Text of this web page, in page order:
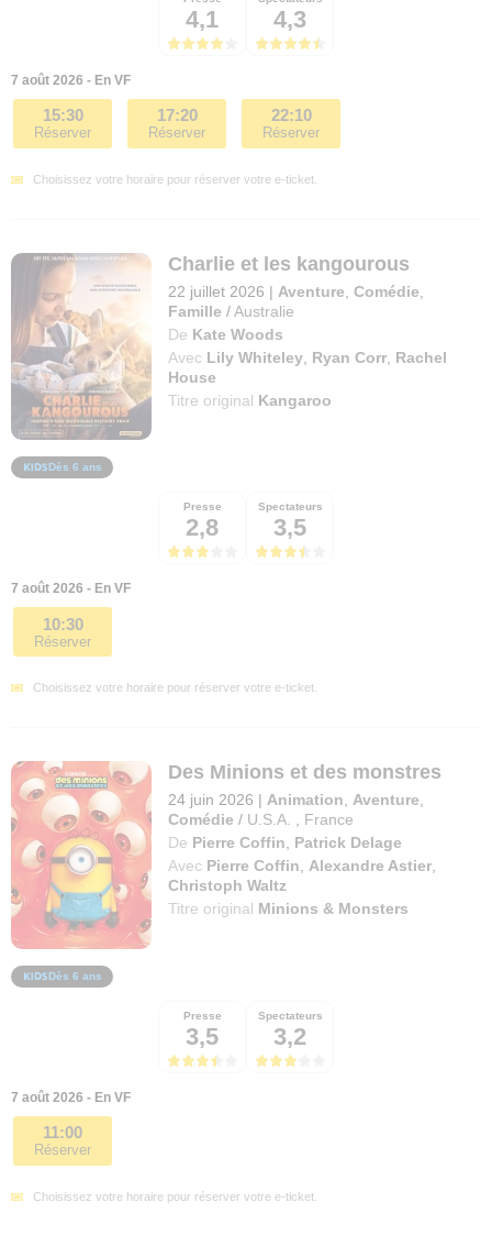
4,1 4,3
7 août 2026 - En VF
15:30
Réserver
17:20
Réserver
22:10
Réserver
Choisissez votre horaire pour réserver votre e-ticket.
Charlie et les kangourous
22 juillet 2026 | Aventure ,Comédie
Famille / Australie
De Kate Woods
Avec Lily Whiteley Ryan Corr Rachel
House
Titre original Kangaroo
Dès 6 ans
Presse
2,8
Spectateurs
3,5
7 août 2026 - En VF
10:30
Réserver
Choisissez votre horaire pour réserver votre e-ticket.
Des Minions et des monstres
24 juin 2026 | Animation Aventure
Comédie / U.S.A.
France
De Pierre Coffin
Patrick Delage
Avec Pierre Coffin Alexandre Astier
Christoph Waltz
Titre original Minions & Monsters
Dès 6 ans
Presse
3,5
Spectateurs
3,2
7 août 2026 - En VF
11:00
Réserver
Choisissez votre horaire pour réserver votre e-ticket.